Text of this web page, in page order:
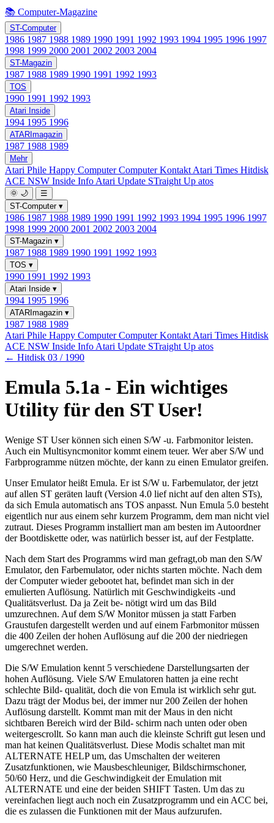
📚 Computer-Magazine
ST-Computer
1986 1987 1988 1989 1990 1991 1992 1993 1994 1995 1996 1997
1998 1999 2000 2001 2002 2003 2004
ST-Magazin
1987 1988 1989 1990 1991 1992 1993
TOS
1990 1991 1992 1993
Atari Inside
1994 1995 1996
ATARImagazin
1987 1988 1989
Mehr
Atari Phile Happy ComputerComputer Kontakt Atari Times Hitdisk
ACE NSW Inside Info Atari Update STraight Up atos
🌞 🌙
☰
ST-Computer ▾
1986 1987 1988 1989 1990 1991 1992 1993 1994 1995 1996 1997
1998 1999 2000 2001 2002 2003 2004
ST-Magazin ▾
1987 1988 1989 1990 1991 1992 1993
TOS ▾
1990 1991 1992 1993
Atari Inside ▾
1994 1995 1996
ATARImagazin ▾
1987 1988 1989
Atari Phile Happy ComputerComputer Kontakt Atari Times Hitdisk
ACE NSW Inside Info Atari Update STraight Up atos
← Hitdisk 03 / 1990
Emula 5.1a - Ein wichtiges
Utility für den ST User!
Wenige ST User können sich einen S/W -u. Farbmonitor leisten.
Auch ein Multisyncmonitor kommt einem teuer. Wer aber S/W und
Farbprogramme nützen möchte, der kann zu einen Emulator greifen.
Unser Emulator heißt Emula. Er ist S/W u. Farbemulator, der jetzt
auf allen ST geräten lauft (Version 4.0 lief nicht auf den alten STs),
da sich Emula automatisch ans TOS anpasst. Nun Emula 5.0 besteht
eigentlich nur aus einem sehr kurzem Programm, dem man nicht viel
zutraut. Dieses Programm installiert man am besten im Autoordner
der Bootdiskette oder, was natürlich besser ist, auf der Festplatte.
Nach dem Start des Programms wird man gefragt,ob man den S/W
Emulator, den Farbemulator, oder nichts starten möchte. Nach dem
der Computer wieder gebootet hat, befindet man sich in der
emulierten Auflösung. Natürlich mit Geschwindigkeits -und
Qualitätsverlust. Da ja Zeit be- nötigt wird um das Bild
umzurechnen. Auf dem S/W Monitor müssen ja statt Farben
Graustufen dargestellt werden und auf einem Farbmonitor müssen
die 400 Zeilen der hohen Auflösung auf die 200 der niedriegen
umgerechnet werden.
Die S/W Emulation kennt 5 verschiedene Darstellungsarten der
hohen Auflösung. Viele S/W Emulatoren hatten ja eine recht
schlechte Bild- qualität, doch die von Emula ist wirklich sehr gut.
Dazu trägt der Modus bei, der immer nur 200 Zeilen der hohen
Auflösung darstellt. Kommt man mit der Maus in den nicht
sichtbaren Bereich wird der Bild- schirm nach unten oder oben
weitergescrollt. So kann man auch die kleinste Schrift gut lesen und
man hat keinen Qualitätsverlust. Diese Modis schaltet man mit
ALTERNATE HELP um, das Umschalten der weiteren
Zusatzfunktionen, wie Mausbeschleuniger, Bildschirmschoner,
50/60 Herz, und die Geschwindigkeit der Emulation mit
ALTERNATE und eine der beiden SHIFT Tasten. Um das zu
vereinfachen liegt auch noch ein Zusatzprogramm und ein ACC bei,
die es zulassen die Funktionen mit der Maus aufzurufen.